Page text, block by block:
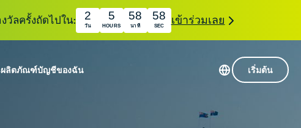
วัลครั้งถัดไปใน: 2
วัน
5
HOURS
58
นาที
56
SEC เข้าร่วมเลย
ผลิตภัณฑ์บัญชีของฉัน เริ่มต้น